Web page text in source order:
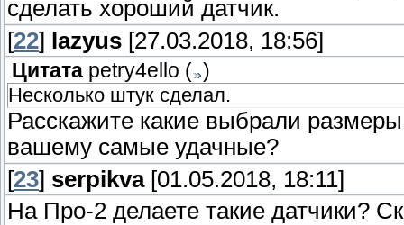
сделать хороший датчик.
[22] lazyus [27.03.2018, 18:56]
Цитата petry4ello ( )
Несколько штук сделал.
Расскажите какие выбрали
вашему самые удачные?
[23] serpikva[01.05.2018, 18:11]
На Про-2 делаете такие датчики?